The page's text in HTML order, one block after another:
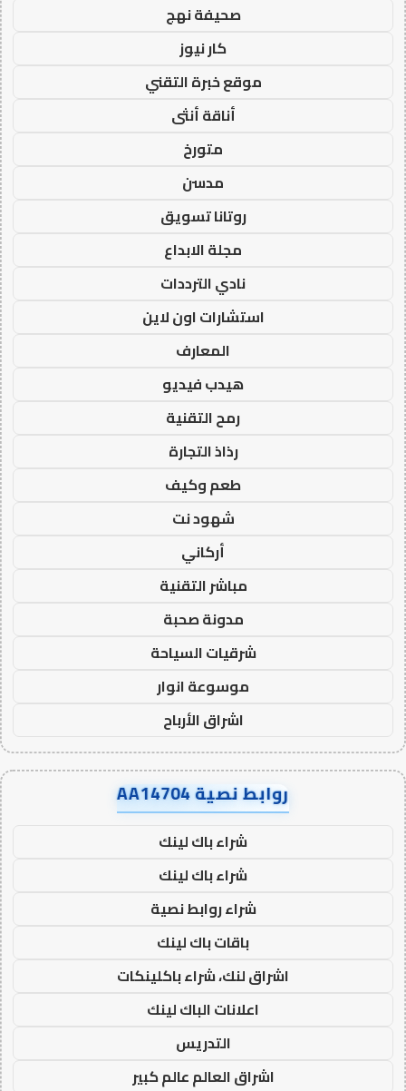
صحيفة نهج
كار نيوز
موقع خبرة التقني
أناقة أنثى
متورخ
مدسن
روتانا تسويق
مجلة الابداع
نادي الترددات
استشارات اون لاين
المعارف
هيدب فيديو
رمح التقنية
رذاذ التجارة
طعم وكيف
شهود نت
أركاني
مباشر التقنية
مدونة صحبة
شرقيات السياحة
موسوعة انوار
اشراق الأرباح
روابط نصية AA14704
شراء باك لينك
شراء باك لينك
شراء روابط نصية
باقات باك لينك
اشراق لنك، شراء باكلينكات
اعلانات الباك لينك
التدريس
اشراق العالم عالم كبير